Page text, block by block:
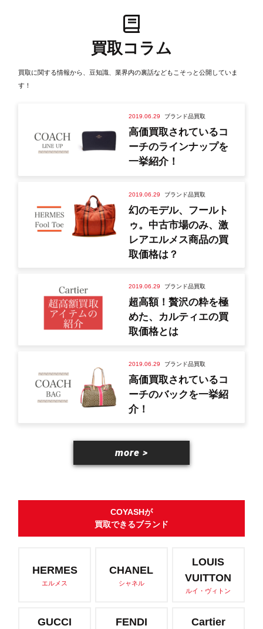
買取コラム
買取に関する情報から、豆知識、業界内の裏話などもこそっと公開していま
す！
2019.06.29 ブランド品買取
高価買取されているコ
ーチのラインナップを
一挙紹介！
2019.06.29 ブランド品買取
幻のモデル、フールト
ゥ。中古市場のみ、激
レアエルメス商品の買
取価格は？
2019.06.29 ブランド品買取
超高額！贅沢の粋を極
めた、カルティエの買
取価格とは
2019.06.29 ブランド品買取
高価買取されているコ
ーチのバックを一挙紹
介！
more >
COYASHが
買取できるブランド
HERMES
エルメス
CHANEL
シャネル
LOUIS
VUITTON
ルイ・ヴィトン
GUCCI FENDI Cartier